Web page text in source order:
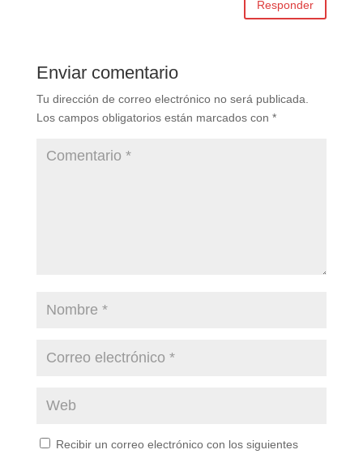
Responder
Enviar comentario
Tu dirección de correo electrónico no será publicada.
Los campos obligatorios están marcados con *
Recibir un correo electrónico con los siguientes